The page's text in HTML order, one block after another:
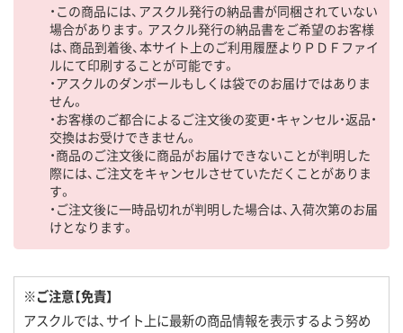
・この商品には、アスクル発行の納品書が同梱されていない
場合があります。アスクル発行の納品書をご希望のお客様
は、商品到着後、本サイト上のご利用履歴よりＰＤＦファイ
ルにて印刷することが可能です。
・アスクルのダンボールもしくは袋でのお届けではありま
せん。
・お客様のご都合によるご注文後の変更・キャンセル・返品・
交換はお受けできません。
・商品のご注文後に商品がお届けできないことが判明した
際には、ご注文をキャンセルさせていただくことがありま
す。
・ご注文後に一時品切れが判明した場合は、入荷次第のお届
けとなります。
※ご注意【免責】
アスクルでは、サイト上に最新の商品情報を表示するよう努め